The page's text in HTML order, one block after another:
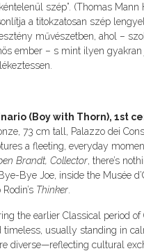
szép”. (Thomas
a titokzatosan szép
művészetben, ahol –
ember – s mint ilyen
(Boy with Thorn), 1st
73 cm tall, Palazzo dei
a fleeting, everyday
Brandt, Collector, there’s
Bye Joe, inside the Musée
Rodin’s Thinker
the earlier Classical period
timeless, usually standing in
diverse—reflecting cultural